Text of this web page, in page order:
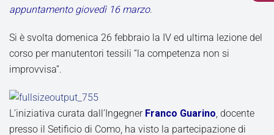
appuntamento giovedì 16 marzo.
Si è svolta domenica 26 febbraio la IV ed ultima lezione del
corso per manutentori tessili “la competenza non si
improvvisa”.
L’iniziativa curata dall’Ingegner Franco Guarino, docente
presso il Setificio di Como, ha visto la partecipazione di